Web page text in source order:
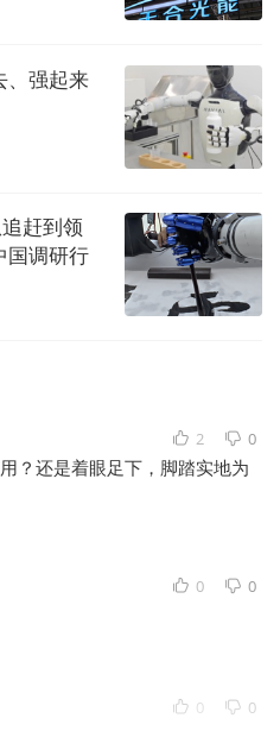
、强起来
赶到领
国调研行
2 0
？还是着眼足下，脚踏实地为
0 0
0 0